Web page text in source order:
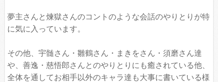
夢主さんと煉獄さんのコントのような会話のやりとりが特
に気に入っています。
その他、宇髄さん・雛鶴さん・まきをさん・須磨さん達
や、善逸・慈悟郎さんとのやりとりにも癒されている他、
全体を通してお相手以外のキャラ達も大事に書いている様